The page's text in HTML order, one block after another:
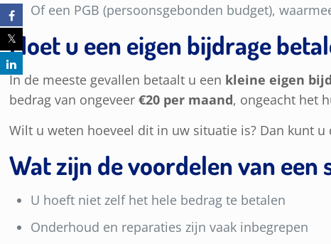
Of een PGB (persoonsgebonden budget),
Moet u een eigen bijdrage
In de meeste gevallen betaalt u een kleine eigen
bedrag van ongeveer€20 per maand, ongeacht het
Wilt u weten hoeveel dit in uw situatie is? Dan kunt
Wat zijn de voordelen van een
U hoeft niet zelf het hele bedrag te betalen
Onderhoud en reparaties zijn vaak inbegrepen